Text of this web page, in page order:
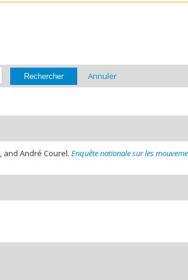
Annuler
and André Courel. Enquête nationale sur les